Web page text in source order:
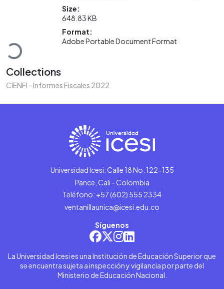
Loading...
Size:
648.83 KB
Format:
Adobe Portable Document Format
Collections
CIENFI - Informes Fiscales 2022
Universidad Icesi: Calle 18 No. 122-135
Pance, Cali - Colombia
Teléfono: +57 (602) 555 2334
ventanillaunica@icesi.edu.co
Síguenos
La Universidad Icesi es una Institución de Educación Superior que
se encuentra sujeta a inspección y vigilancia por parte del
Ministerio de Educación Nacional.